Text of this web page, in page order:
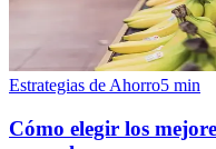
Estrategias de Ahorro5 min
Cómo elegir los